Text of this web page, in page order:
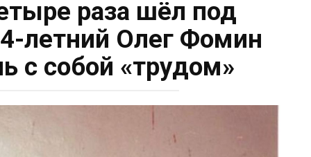
раза шёл под
летний Олег Фомин
с собой «трудом»